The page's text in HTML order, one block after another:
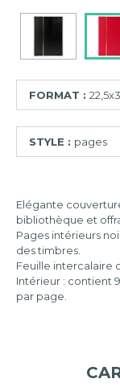
FORMAT :
17x22,5
cm
STYLE : pages
Elégante
bibliothèque et
Pages intérieurs
des timbres.
Feuille intercalaire
Intérieur : contient
par page.